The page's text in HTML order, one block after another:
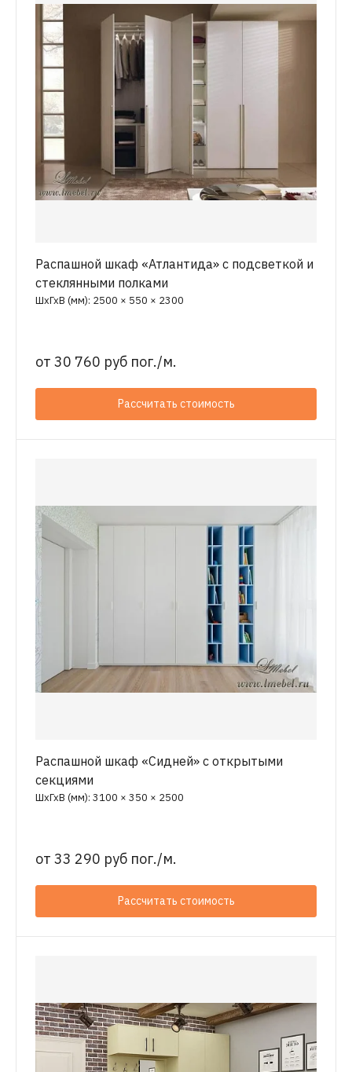
Распашной шкаф «Атлантида» с подсветкой и
стеклянными полками
ШхГхВ (мм): 2500 × 550 × 2300
от 30 760 руб пог./м.
Рассчитать стоимость
Распашной шкаф «Сидней» с открытыми
секциями
ШхГхВ (мм): 3100 × 350 × 2500
от 33 290 руб пог./м.
Рассчитать стоимость